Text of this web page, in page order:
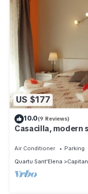
US $177
10.0(9 Reviews)
Casacilla, modern
Air Conditioner Parking
Quartu Sant'Elena